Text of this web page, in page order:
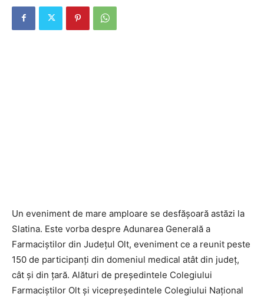
Un eveniment de mare amploare se desfășoară astăzi la
Slatina. Este vorba despre Adunarea Generală a
Farmaciștilor din Județul Olt, eveniment ce a reunit peste
150 de participanți din domeniul medical atât din județ,
cât și din țară. Alături de președintele Colegiului
Farmaciștilor Olt și vicepreședintele Colegiului Național